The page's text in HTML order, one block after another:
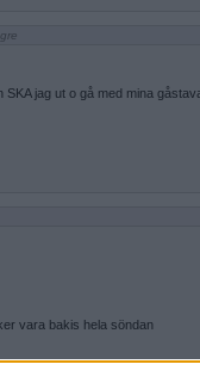
SKA jag ut o gå med mina
vara bakis hela söndan